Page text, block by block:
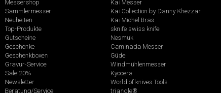
Messershop
Sammlermesser
Neuheiten
Top-Produkte
Gutscheine
Geschenke
Geschenkboxen
Gravur-Service
Sale 20%
Newsletter
Beratung/Service
Kai Messer
Kai Collection by Danny Khezzar
Kai Michel Bras
sknife swiss knife
Nesmuk
Caminada Messer
Güde
Windmühlenmesser
Kyocera
World of knives Tools
triangle®